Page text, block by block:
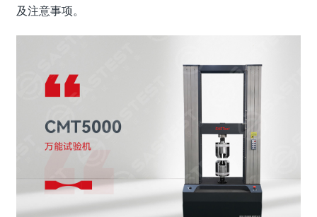
及注意事项。